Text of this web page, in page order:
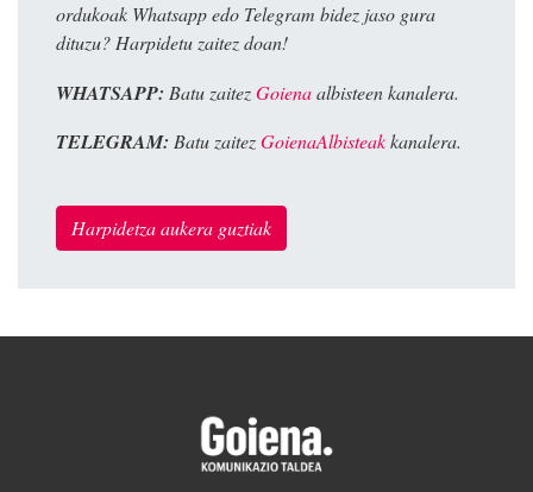
ordukoak Whatsapp edo Telegram bidez jaso gura
dituzu? Harpidetu zaitez doan!
WHATSAPP: Batu zaitezGoienaalbisteen kanalera.
TELEGRAM: Batu zaitezGoienaAlbisteakkanalera.
Harpidetza aukera guztiak